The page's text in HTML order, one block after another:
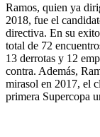
Ramos, quien ya
2018, fue el
directiva. En su
total de 72
13 derrotas y 12
contra. Además,
mirasol en 2017, el
primera Supercopa